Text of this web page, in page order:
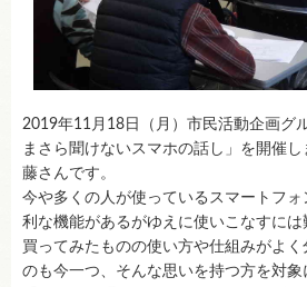
2019年11月18日（月）市民活動企画グ
まさら聞けないスマホの話し」を開催
藤さんです。
今や多くの人が使っているスマートフ
利な機能があるがゆえに使いこなすには
買ってみたものの使い方や仕組みがよく
のも今一つ、そんな思いを持つ方を対象